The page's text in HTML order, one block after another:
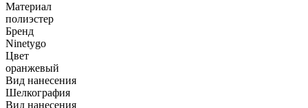
Материал
полиэстер
Бренд
Ninetygo
Цвет
оранжевый
Вид нанесения
Шелкография
Вид нанесения